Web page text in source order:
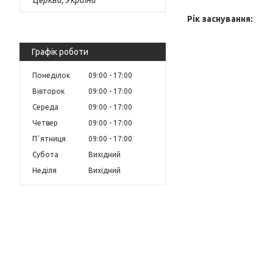
Графік роботи
Понеділок 09:00
17:00
Вівторок
09:00
17:00
Середа
09:00
17:00
Четвер
09:00
17:00
Пʼятниця
09:00
17:00
Субота
Вихідний
Неділя
Вихідний
Рік заснування: